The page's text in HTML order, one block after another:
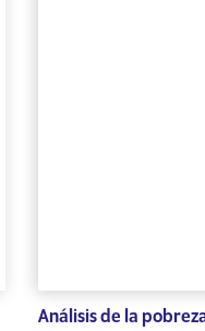
Análisis de la